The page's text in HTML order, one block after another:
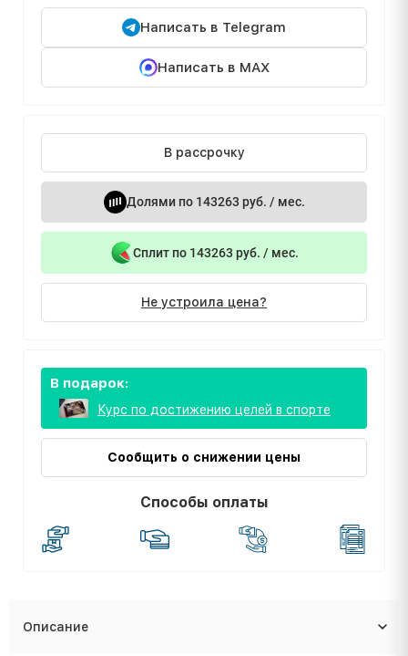
Написать в Telegram
Написать в MAX
В рассрочку
Долями по 143263 руб. / мес.
Сплит по 143263 руб. / мес.
Не устроила цена?
В подарок:
Курс по достижению целей в спорте
Сообщить о снижении цены
Способы оплаты
Описание